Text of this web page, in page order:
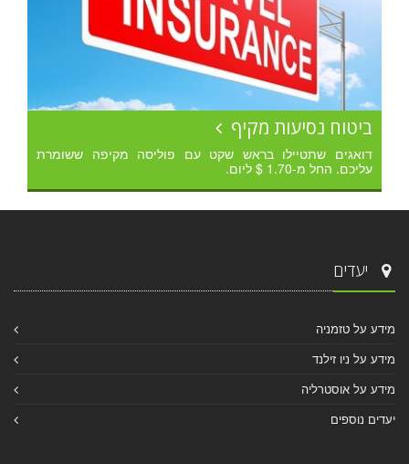
ביטוח נסיעות מקיף
דואגים שתטיילו בראש שקט עם פוליסה מקיפה ששומרת
עליכם. החל מ-1.70 $ ליום.
יעדים
מידע על טזמניה
מידע על ניו זילנד
מידע על אוסטרליה
יעדים נוספים